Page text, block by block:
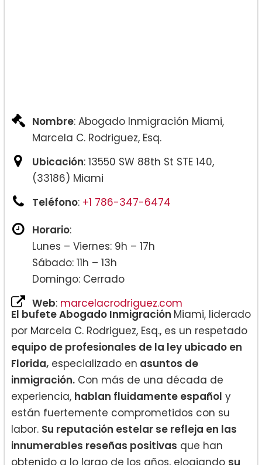
Nombre: Abogado Inmigración Miami,
Marcela C. Rodriguez, Esq.
Ubicación: 13550 SW 88th St STE 140,
(33186) Miami
Teléfono: +1 786-347-6474
Horario:
Lunes – Viernes: 9h – 17h
Sábado: 11h – 13h
Domingo: Cerrado
Web: marcelacrodriguez.com
El bufete Abogado Inmigración Miami, liderado
por Marcela C. Rodriguez, Esq., es un respetado
equipo de profesionales de la ley ubicado en
Florida, especializado en asuntos de
inmigración. Con más de una década de
experiencia, hablan fluidamente español y
están fuertemente comprometidos con su
labor. Su reputación estelar se refleja en las
innumerables reseñas positivas que han
obtenido a lo largo de los años, elogiando su